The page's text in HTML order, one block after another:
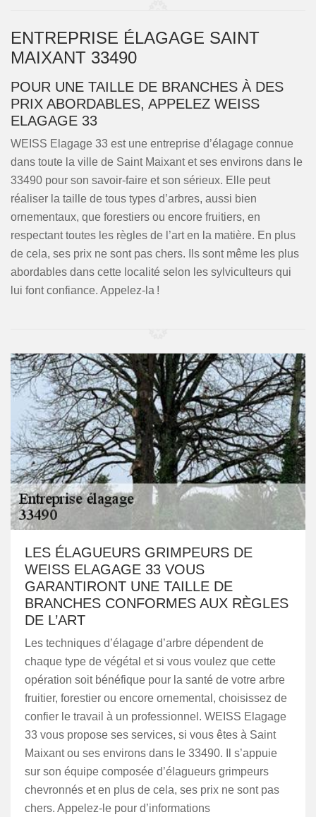
ENTREPRISE ÉLAGAGE SAINT
MAIXANT 33490
POUR UNE TAILLE DE BRANCHES À DES
PRIX ABORDABLES, APPELEZ WEISS
ELAGAGE 33
WEISS Elagage 33 est une entreprise d’élagage connue
dans toute la ville de Saint Maixant et ses environs dans le
33490 pour son savoir-faire et son sérieux. Elle peut
réaliser la taille de tous types d’arbres, aussi bien
ornementaux, que forestiers ou encore fruitiers, en
respectant toutes les règles de l’art en la matière. En plus
de cela, ses prix ne sont pas chers. Ils sont même les plus
abordables dans cette localité selon les sylviculteurs qui
lui font confiance. Appelez-la !
LES ÉLAGUEURS GRIMPEURS DE
WEISS ELAGAGE 33 VOUS
GARANTIRONT UNE TAILLE DE
BRANCHES CONFORMES AUX RÈGLES
DE L’ART
Les techniques d’élagage d’arbre dépendent de
chaque type de végétal et si vous voulez que cette
opération soit bénéfique pour la santé de votre arbre
fruitier, forestier ou encore ornemental, choisissez de
confier le travail à un professionnel. WEISS Elagage
33 vous propose ses services, si vous êtes à Saint
Maixant ou ses environs dans le 33490. Il s’appuie
sur son équipe composée d’élagueurs grimpeurs
chevronnés et en plus de cela, ses prix ne sont pas
chers. Appelez-le pour d’informations